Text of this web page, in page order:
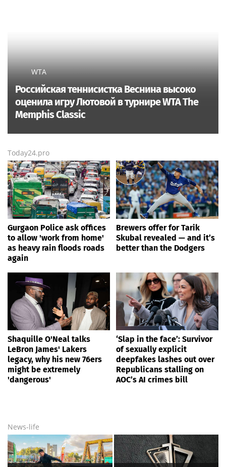
WTA
Российская теннисистка Веснина высоко
оценила игру Лютовой в турнире WTA The
Memphis Classic
Today24.pro
Gurgaon Police ask offices
to allow 'work from home'
as heavy rain floods roads
again
Brewers offer for Tarik
Skubal revealed — and it’s
better than the Dodgers
Shaquille O'Neal talks
LeBron James' Lakers
legacy, why his new 76ers
might be extremely
'dangerous'
‘Slap in the face’: Survivor
of sexually explicit
deepfakes lashes out over
Republicans stalling on
AOC’s AI crimes bill
News-life